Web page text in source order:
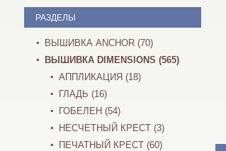
РАЗДЕЛЫ
ВЫШИВКА ANCHOR (70)
ВЫШИВКА DIMENSIONS (565)
АППЛИКАЦИЯ (18)
ГЛАДЬ (16)
ГОБЕЛЕН (54)
НЕСЧЕТНЫЙ КРЕСТ (3)
ПЕЧАТНЫЙ КРЕСТ (60)